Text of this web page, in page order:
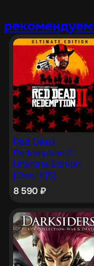
Red Dead
Redemption 2:
Ultimate Edition
[One, X|S]
8 590 ₽